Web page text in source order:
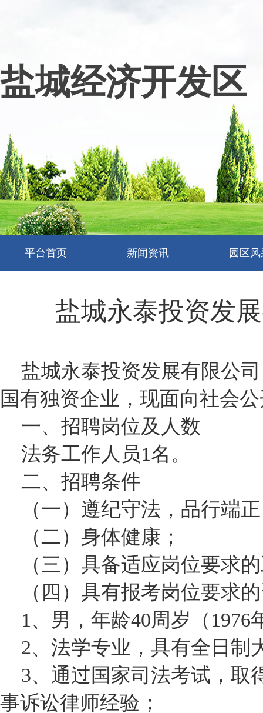
盐城经济开发区
平台首页 新闻资讯 园区
盐城永泰投资发
盐城永泰投资发展有限公司
国有独资企业，现面向社会
一、招聘岗位及人数
法务工作人员1名。
二、招聘条件
（一）遵纪守法，品行端
（二）身体健康；
（三）具备适应岗位要求
（四）具有报考岗位要求
1、男，年龄40周岁（1976
2、法学专业，具有全日制
3、通过国家司法考试，取
事诉讼律师经验；